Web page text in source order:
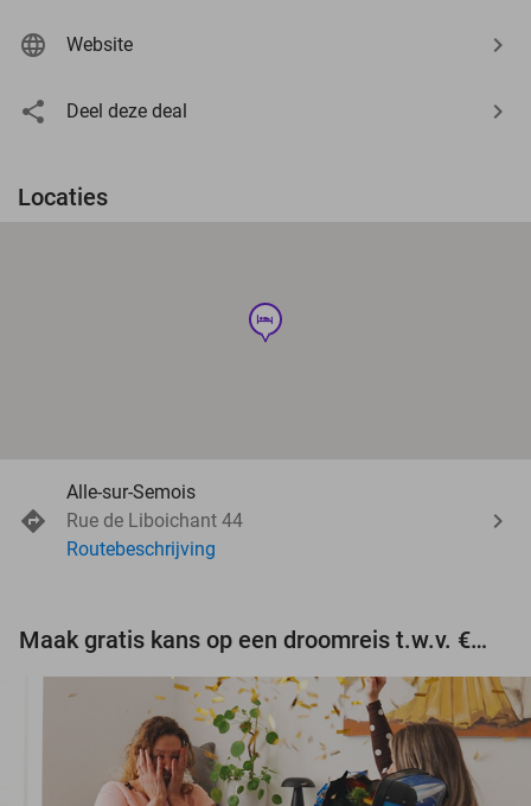
Website
Deel deze deal
Locaties
hotel
Alle-sur-Semois
Rue de Liboichant 44
Routebeschrijving
Maak gratis kans op een droomreis t.w.v. €3.000!